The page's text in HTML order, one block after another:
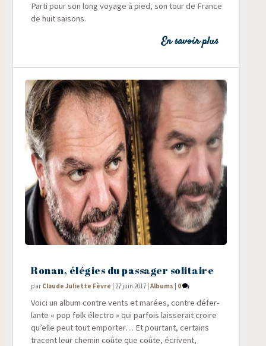
Par­ti pour son long voyage à pied, son tour de France
de huit saisons.
En savoir plus
Ronan, élégies du passager solitaire
par Claude Juliette Fèvre |27 juin 2017 |Albums 0
Voi­ci un album contre vents et marées, contre défer­
lante « pop folk élec­tro » qui par­fois lais­se­rait croire
qu’elle peut tout empor­ter… Et pour­tant, cer­tains
tracent leur che­min coûte que coûte, écrivent,